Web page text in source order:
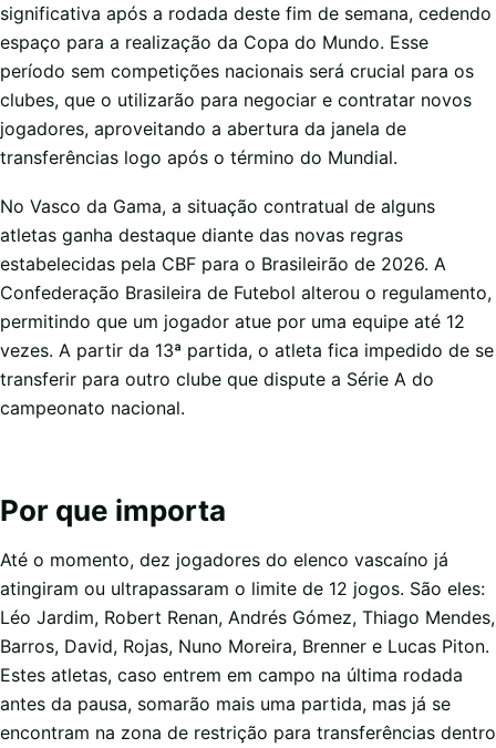
significativa após a rodada deste fim de semana, cedendo
espaço para a realização da Copa do Mundo. Esse
período sem competições nacionais será crucial para os
clubes, que o utilizarão para negociar e contratar novos
jogadores, aproveitando a abertura da janela de
transferências logo após o término do Mundial.
No Vasco da Gama, a situação contratual de alguns
atletas ganha destaque diante das novas regras
estabelecidas pela CBF para o Brasileirão de 2026. A
Confederação Brasileira de Futebol alterou o regulamento,
permitindo que um jogador atue por uma equipe até 12
vezes. A partir da 13ª partida, o atleta fica impedido de se
transferir para outro clube que dispute a Série A do
campeonato nacional.
Por que importa
Até o momento, dez jogadores do elenco vascaíno já
atingiram ou ultrapassaram o limite de 12 jogos. São eles:
Léo Jardim, Robert Renan, Andrés Gómez, Thiago Mendes,
Barros, David, Rojas, Nuno Moreira, Brenner e Lucas Piton.
Estes atletas, caso entrem em campo na última rodada
antes da pausa, somarão mais uma partida, mas já se
encontram na zona de restrição para transferências dentro